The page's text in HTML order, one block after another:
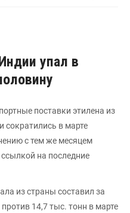
упал в
поставки этилена из
сократились в марте
с тем же месяцем
ссылкой на последние
из страны составил за
14,7 тыс. тонн в марте